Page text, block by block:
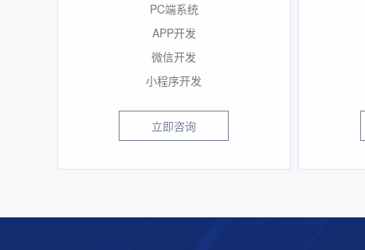
PC端系统
APP开发
微信开发
小程序开发
立即咨询